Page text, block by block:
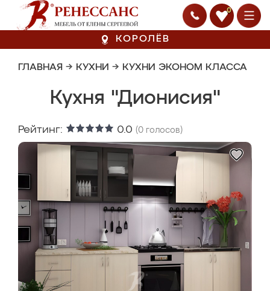
0
КОРОЛЁВ
ГЛАВНАЯ → КУХНИ → КУХНИ ЭКОНОМ КЛАССА
Кухня "Дионисия"
Рейтинг: 0.0 (0 голосов)